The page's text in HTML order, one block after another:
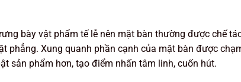
bày vật phẩm tế lễ nên mặt bàn thường được chế
phẳng. Xung quanh phần cạnh của mặt bàn được
sản phẩm hơn, tạo điểm nhấn tâm linh, cuốn hút.